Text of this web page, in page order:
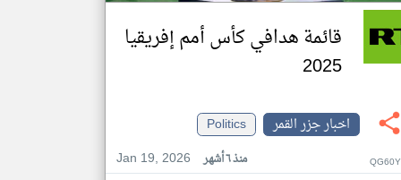
قائمة هدافي كأس أمم إفريقيا
2025
اخبار جزر القمر
Politics
Jan 19, 2026
منذ ٦ أشهر